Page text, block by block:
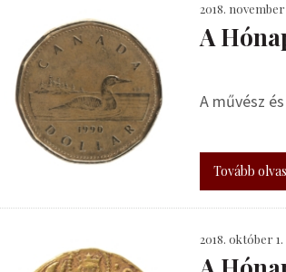
2018. november
A
A művész
Tovább
2018. október 1.